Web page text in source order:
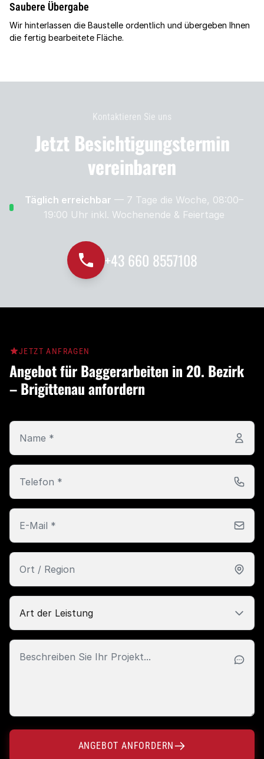
Saubere Übergabe
Wir hinterlassen die Baustelle ordentlich und übergeben Ihnen
die fertig bearbeitete Fläche.
Kontaktieren Sie uns
Jetzt Besichtigungs­termin
vereinbaren
Täglich erreichbar — 7 Tage die Woche, 08:00–
19:00 Uhr inkl. Wochenende & Feiertage
+43 660 8557108
JETZT ANFRAGEN
Angebot für Baggerarbeiten in 20. Bezirk
– Brigittenau anfordern
ANGEBOT ANFORDERN